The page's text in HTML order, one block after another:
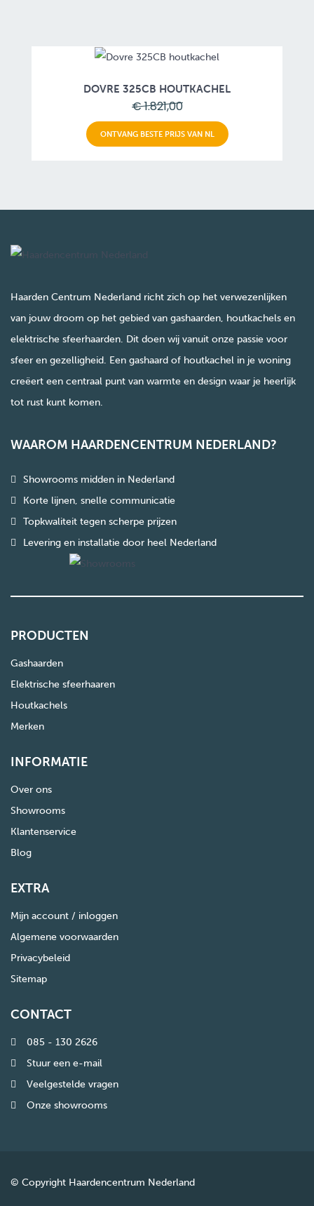
DOVRE 325CB HOUTKACHEL
€ 1.821,00
ONTVANG BESTE PRIJS VAN NL
Haarden Centrum Nederland richt zich op het verwezenlijken
van jouw droom op het gebied van gashaarden, houtkachels en
elektrische sfeerhaarden. Dit doen wij vanuit onze passie voor
sfeer en gezelligheid. Een gashaard of houtkachel in je woning
creëert een centraal punt van warmte en design waar je heerlijk
tot rust kunt komen.
WAAROM HAARDENCENTRUM NEDERLAND?
Showrooms midden in Nederland
Korte lijnen, snelle communicatie
Topkwaliteit tegen scherpe prijzen
Levering en installatie door heel Nederland
PRODUCTEN
Gashaarden
Elektrische sfeerhaaren
Houtkachels
Merken
INFORMATIE
Over ons
Showrooms
Klantenservice
Blog
EXTRA
Mijn account / inloggen
Algemene voorwaarden
Privacybeleid
Sitemap
CONTACT
085 - 130 2626
Stuur een e-mail
Veelgestelde vragen
Onze showrooms
© Copyright Haardencentrum Nederland